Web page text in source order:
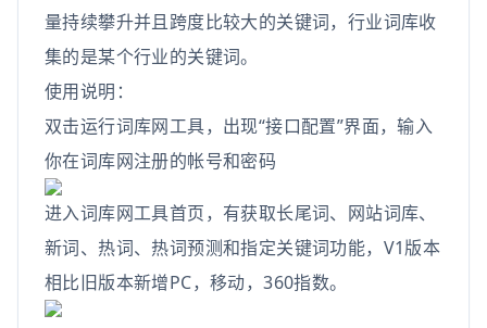
量持续攀升并且跨度比较大的关键词，行业词库收
集的是某个行业的关键词。
使用说明：
双击运行词库网工具，出现“接口配置”界面，输入
你在词库网注册的帐号和密码
进入词库网工具首页，有获取长尾词、网站词库、
新词、热词、热词预测和指定关键词功能，V1版本
相比旧版本新增PC，移动，360指数。